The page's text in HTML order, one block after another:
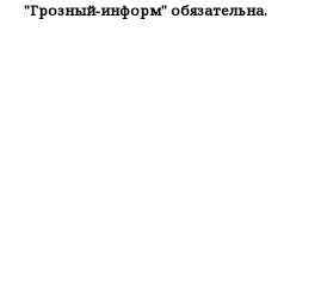
"Грозный-информ" обязательна.